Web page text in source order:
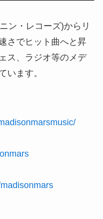
ン・レコーズ)からリ
さでヒット曲へと昇
ス、ラジオ等のメデ
います。